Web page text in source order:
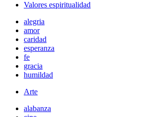
Valores espiritualidad
alegria
amor
caridad
esperanza
fe
gracia
humildad
Arte
alabanza